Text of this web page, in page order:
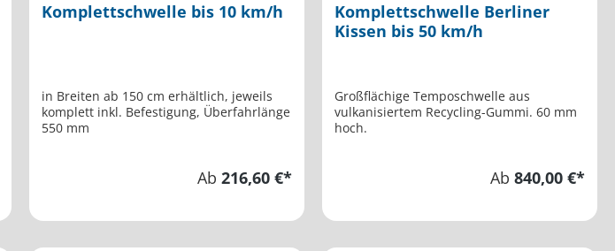
Komplettschwelle bis 10 km/h
in Breiten ab 150 cm erhältlich, jeweils
komplett inkl. Befestigung, Überfahrlänge
550 mm
Ab 216,60 €*
Komplettschwelle Berliner
Kissen bis 50 km/h
Großflächige Temposchwelle aus
vulkanisiertem Recycling-Gummi. 60 mm
hoch.
Ab 840,00 €*